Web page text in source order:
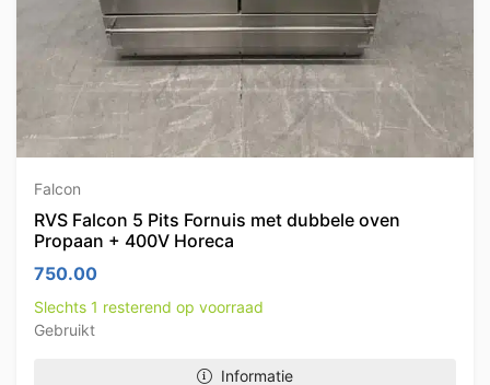
Falcon
RVS Falcon 5 Pits Fornuis met dubbele oven
Propaan + 400V Horeca
750.00
Slechts 1 resterend op voorraad
Gebruikt
Informatie